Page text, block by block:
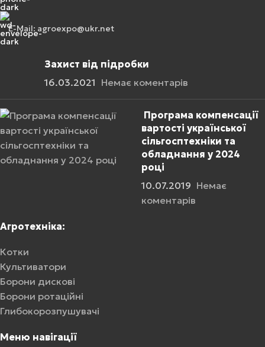
E-Mail: agroexpo@ukr.net
Захист від підробки
16.03.2021 Немає коментарів
Програма компенсації
вартості української
сільгосптехніки та
обладнання у 2024
році
10.07.2019 Немає
коментарів
Агротехніка:
Котки
Культиватори
Борони дискові
Борони ротаційні
Глибокорозпушувачі
Меню навігації